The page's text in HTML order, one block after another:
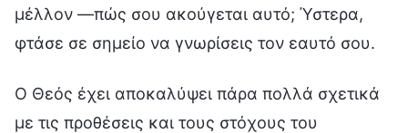
μέλλον —πώς σου ακούγεται αυτό; Ύστερα,
φτάσε σε σημείο να γνωρίσεις τον εαυτό σου.
Ο Θεός έχει αποκαλύψει πάρα πολλά σχετικά
με τις προθέσεις και τους στόχους του